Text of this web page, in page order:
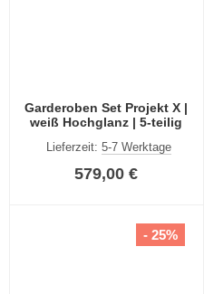
Garderoben Set Projekt X |
weiß Hochglanz | 5-teilig
Lieferzeit: 5-7 Werktage
579,00 €
- 25%